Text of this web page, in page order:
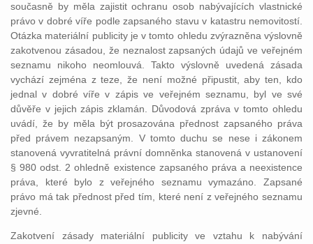
současně by měla zajistit ochranu osob nabývajících vlastnické
právo v dobré víře podle zapsaného stavu v katastru nemovitostí.
Otázka materiální publicity je v tomto ohledu zvýrazněna výslovně
zakotvenou zásadou, že neznalost zapsaných údajů ve veřejném
seznamu nikoho neomlouvá. Takto výslovně uvedená zásada
vychází zejména z teze, že není možné připustit, aby ten, kdo
jednal v dobré víře v zápis ve veřejném seznamu, byl ve své
důvěře v jejich zápis zklamán. Důvodová zpráva v tomto ohledu
uvádí, že by měla být prosazována přednost zapsaného práva
před právem nezapsaným. V tomto duchu se nese i zákonem
stanovená vyvratitelná právní domněnka stanovená v ustanovení
§ 980 odst. 2 ohledně existence zapsaného práva a neexistence
práva, které bylo z veřejného seznamu vymazáno. Zapsané
právo má tak přednost před tím, které není z veřejného seznamu
zjevné.
Zakotvení zásady materiální publicity ve vztahu k nabývání